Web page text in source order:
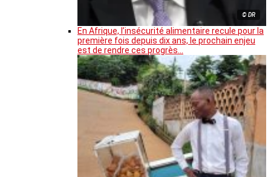
© DR
En Afrique, l’insécurité alimentaire recule pour la
première fois depuis dix ans, le prochain enjeu
est de rendre ces progrès…